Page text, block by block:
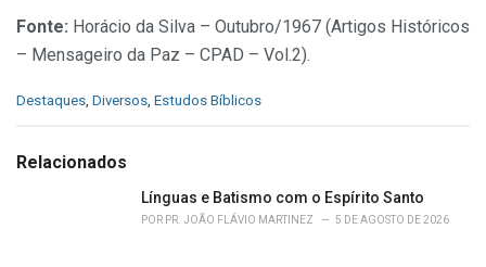
Fonte: Horácio da Silva – Outubro/1967 (Artigos Históricos
– Mensageiro da Paz – CPAD – Vol.2).
C
e
Destaques, Diversos, Estudos Bíblicos
Relacionados
Línguas e Batismo com o Espírito Santo
POR PR. JOÃO FLÁVIO MARTINEZ 5 DE AGOSTO DE 2026